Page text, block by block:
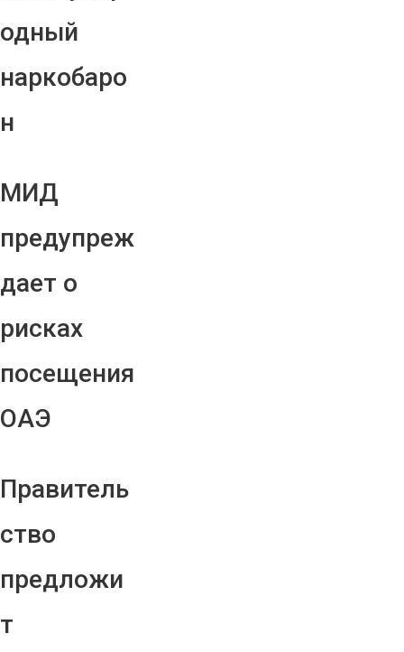
одный
наркобаро
н
МИД
предупреж
дает о
рисках
посещения
ОАЭ
Правитель
ство
предложи
т